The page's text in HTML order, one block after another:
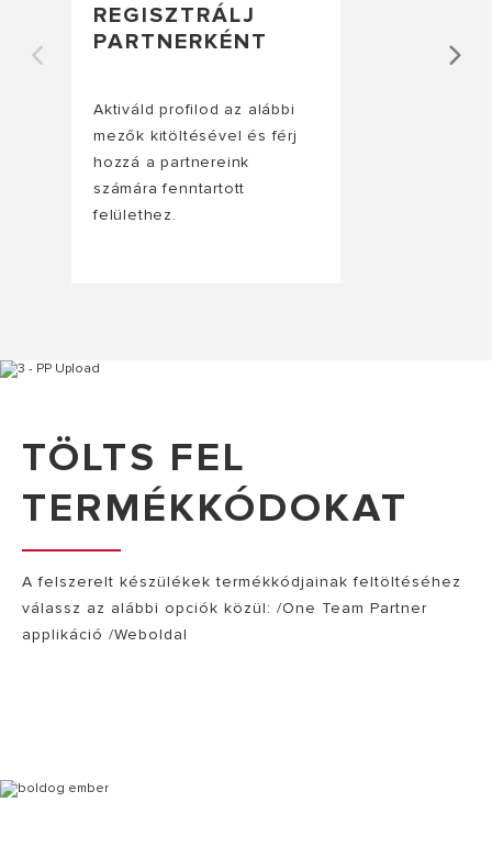
REGISZTRÁLJ
PARTNERKÉNT
Aktiváld profilod az alábbi
mezők kitöltésével és férj
hozzá a partnereink
számára fenntartott
felülethez.
TÖLTS FEL
TERMÉKKÓDOKAT
A felszerelt készülékek termékkódjainak feltöltéséhez
válassz az alábbi opciók közül: /One Team Partner
applikáció /Weboldal